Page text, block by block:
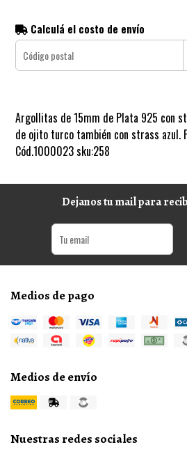
Calculá el costo de envío
Argollitas de 15mm de Plata 925 con
de ojito turco también con strass azul.
Cód.1000023 sku:258
Dejanos tu mail para
Medios de pago
Medios de envío
Nuestras redes sociales